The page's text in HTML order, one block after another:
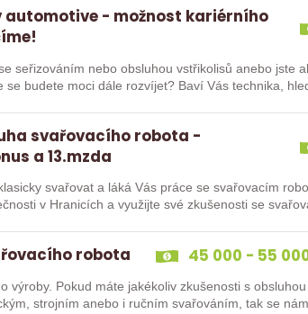
v automotive - možnost kariérního
seřizováním nebo obsluhou vstřikolisů anebo jste
se budete moci dále rozvíjet? Baví Vás technika,
svařovacího robota -
a 13.mzda
svařovat a láká Vás práce se svařovacím
v Hranicích a využijte své zkušenosti se
robota 45 000 - 55
výroby. Pokud máte jakékoliv zkušenosti s
strojním anebo i ručním svařováním, tak se